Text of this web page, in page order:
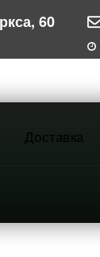
60
Доставка